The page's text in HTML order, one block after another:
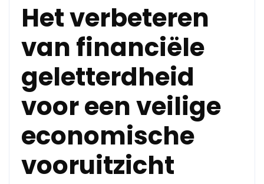
Het verbeteren
van financiële
geletterdheid
voor een veilige
economische
vooruitzicht